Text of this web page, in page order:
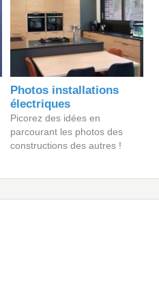
Photos installations
électriques
Picorez des idées en
parcourant les photos des
constructions des autres !